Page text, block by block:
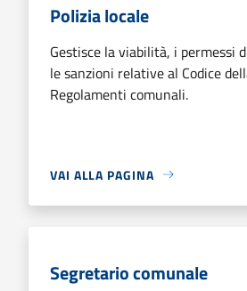
Polizia locale
Gestisce la viabilità, i permessi
le sanzioni relative al Codice
Regolamenti comunali.
VAI ALLA PAGINA
Segretario comunale